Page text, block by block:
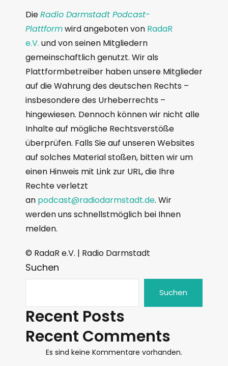
DieRadio Darmstadt Podcast-
Plattformwird angeboten von RadaR
e.V. und von seinen Mitgliedern
gemeinschaftlich genutzt. Wir als
Plattformbetreiber haben unsere Mitglieder
auf die Wahrung des deutschen Rechts –
insbesondere des Urheberrechts –
hingewiesen. Dennoch können wir nicht alle
Inhalte auf mögliche Rechtsverstöße
überprüfen. Falls Sie auf unseren Websites
auf solches Material stoßen, bitten wir um
einen Hinweis mit Link zur URL, die Ihre
Rechte verletzt
an podcast@radiodarmstadt.de. Wir
werden uns schnellstmöglich bei Ihnen
melden.
© RadaR e.V. | Radio Darmstadt
Suchen
Suchen
Recent Posts
Recent Comments
Es sind keine Kommentare vorhanden.